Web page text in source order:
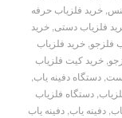
, خرید فلزیاب حرفه
فلزیاب دستی, خرید
فلزجو, خرید فلزیاب
, خرید کیت فلزیاب
,دستگاه دفینه یاب,
, دستگاه فلزیاب
,دفینه یاب,دفینه یاب